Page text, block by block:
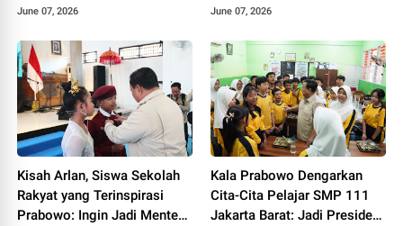
Semarak Tari Kecak dari
June 07, 2026
Berdaya
June 07, 2026
Kisah Arlan, Siswa Sekolah
Rakyat yang Terinspirasi
Prabowo: Ingin Jadi Menteri
Kala Prabowo Dengarkan
Cita-Cita Pelajar SMP 111
Jakarta Barat: Jadi Presiden